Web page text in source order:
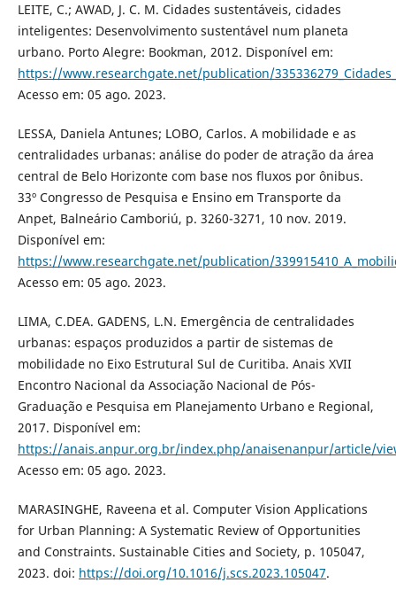
LEITE, C.; AWAD, J. C. M. Cidades sustentáveis, cidades
inteligentes: Desenvolvimento sustentável num planeta
urbano. Porto Alegre: Bookman, 2012. Disponível em:
https://www.researchgate.net/publication/
Acesso em: 05 ago. 2023.
LESSA, Daniela Antunes; LOBO, Carlos. A mobilidade e as
centralidades urbanas: análise do poder de atração da área
central de Belo Horizonte com base nos fluxos por ônibus.
33º Congresso de Pesquisa e Ensino em Transporte da
Anpet, Balneário Camboriú, p. 3260-3271, 10 nov. 2019.
Disponível em:
https://www.researchgate.net/publication/
Acesso em: 05 ago. 2023.
LIMA, C.DEA. GADENS, L.N. Emergência de centralidades
urbanas: espaços produzidos a partir de sistemas de
mobilidade no Eixo Estrutural Sul de Curitiba. Anais XVII
Encontro Nacional da Associação Nacional de Pós-
Graduação e Pesquisa em Planejamento Urbano e Regional,
2017. Disponível em:
https://anais.anpur.org.br/index.php/anaisenanpur/article/
Acesso em: 05 ago. 2023.
MARASINGHE, Raveena et al. Computer Vision Applications
for Urban Planning: A Systematic Review of Opportunities
and Constraints. Sustainable Cities and Society, p. 105047,
2023. doi: https://doi.org/10.1016/j.scs.2023.105047.